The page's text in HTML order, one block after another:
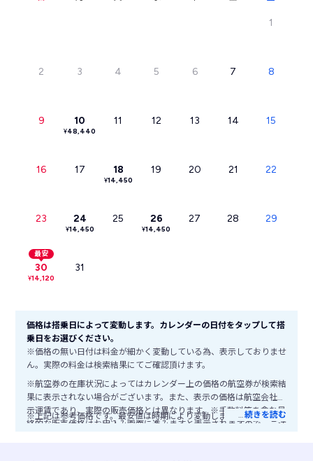
1
2 3 4 5 6 7 8
9 10
¥48,440
11 12 13 14 15
16 17 18
¥14,450
19 20 21 22
23 24
¥14,450
25 26
¥14,450
27 28 29
最安
30
¥14,120
31
価格は搭乗日によって変動します。カレンダーの日付をタップして搭
乗日をお選びください。
※価格の無い日付は料金が細かく変動している為、表示しておりませ
ん。実際の料金は検索結果にてご確認頂けます。
※航空券の在庫状況によってはカレンダー上の価格の航空券が検索結
果に表示されない場合がございます。また、表示の価格は航空会社公
示運賃であり、実際の販売価格とは異なります。※手数料等を含む最
終的な販売価格はお申込み画面に進みますと表示されますので、ご注
※上記は参考価格です。最安値は時期により変動します。
…続きを読む